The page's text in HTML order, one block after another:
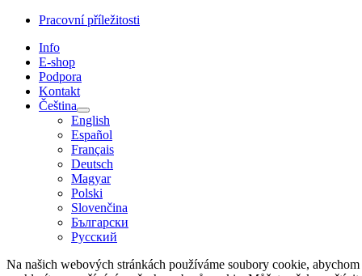
Pracovní příležitosti
Info
E-shop
Podpora
Kontakt
Čeština
English
Español
Français
Deutsch
Magyar
Polski
Slovenčina
Български
Русский
Na našich webových stránkách používáme soubory cookie,